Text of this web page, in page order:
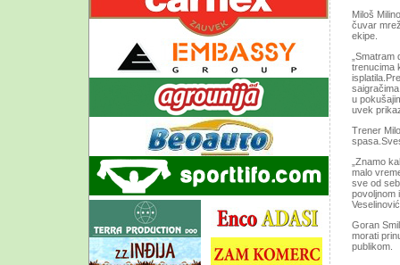
Miloš
čuvar
ekipe.
trenucima
u
uvek
Trener
„Znamo
malo
sve od
povoljnom
Goran
morati
publikom.